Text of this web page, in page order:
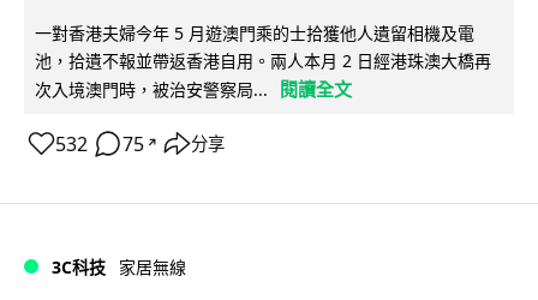
一對香港夫婦今年 5 月遊澳門乘的士拾獲他人遺留相機及電
池，拾遺不報並帶返香港自用。兩人本月 2 日經港珠澳大橋再
次入境澳門時，被治安警察局...
閱讀全文
532 75 ↗ 分享
3C科技 家居無線